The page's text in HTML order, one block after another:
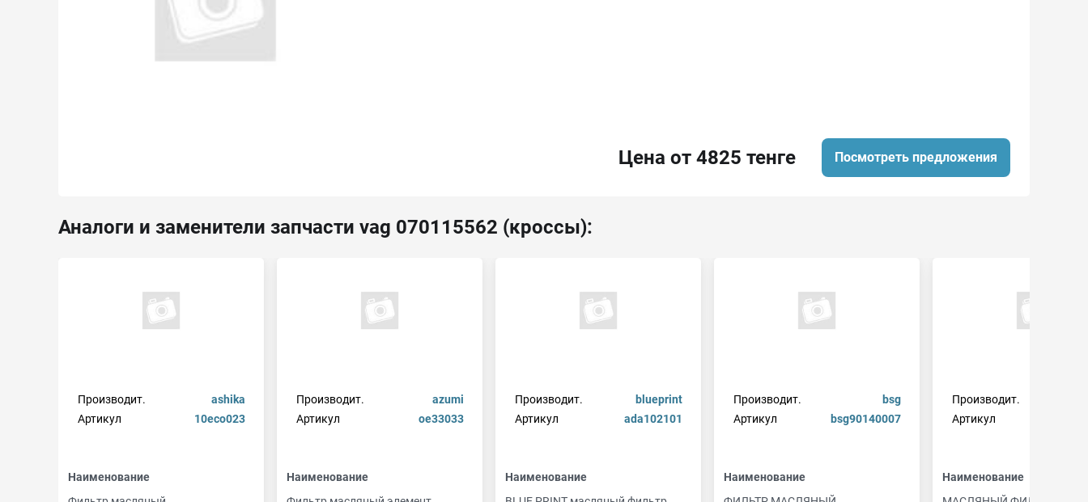
Цена от 4825 тенге Посмотреть предложения
Аналоги и заменители запчасти vag 070115562 (кроссы):
Производит.
ashika
Артикул
10eco023
Наименование
Производит.
azumi
Артикул
oe33033
Наименование
Производит.
blueprint
Артикул
ada102101
Наименование
Производит.
bsg
Артикул
bsg90140007
Наименование
Производит.
Артикул
Наименование